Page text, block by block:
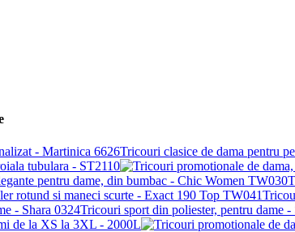
Tricouri clasice de dama pentru
tubulara - ST2110
Tricouri sport din poliester, pentru dame -
de la XS la 3XL - 2000L